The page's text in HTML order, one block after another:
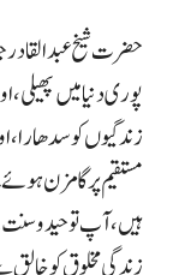
حضرت شیخ عبد القادر
پوری دنیا میں
زندگیوں کو سدھارا
مستقیم پر گامزن
ہیں، آپ توحید وسنت